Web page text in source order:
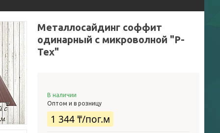
Металлосайдинг соффит
одинарный с микроволной "Р-
Тех"
В наличии
Оптом и в розницу
1 344 ₸/пог.м